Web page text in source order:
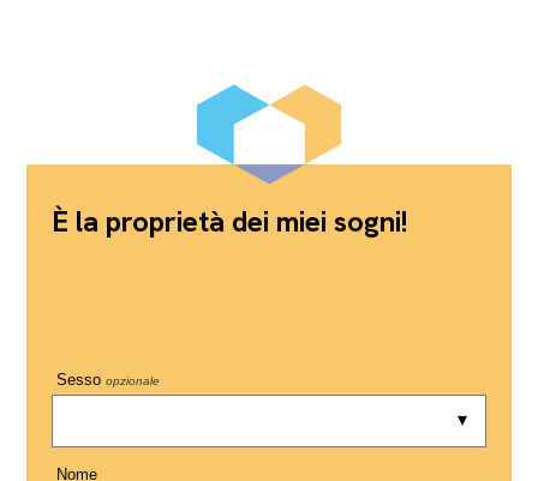
È la proprietà dei miei sogni!
Sesso opzionale
Nome